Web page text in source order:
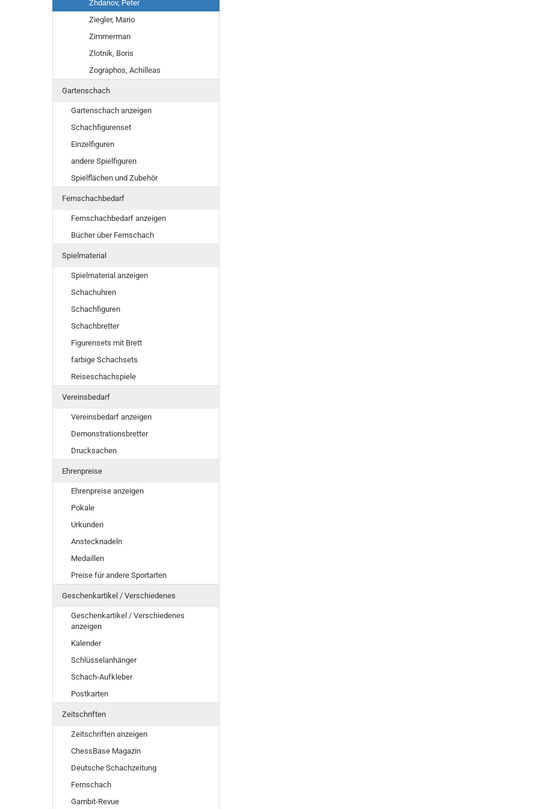
Zhdanov, Peter
Ziegler, Mario
Zimmerman
Zlotnik, Boris
Zographos, Achilleas
Gartenschach
Gartenschach anzeigen
Schachfigurenset
Einzelfiguren
andere Spielfiguren
Spielflächen und Zubehör
Fernschachbedarf
Fernschachbedarf anzeigen
Bücher über Fernschach
Spielmaterial
Spielmaterial anzeigen
Schachuhren
Schachfiguren
Schachbretter
Figurensets mit Brett
farbige Schachsets
Reiseschachspiele
Vereinsbedarf
Vereinsbedarf anzeigen
Demonstrationsbretter
Drucksachen
Ehrenpreise
Ehrenpreise anzeigen
Pokale
Urkunden
Anstecknadeln
Medaillen
Preise für andere Sportarten
Geschenkartikel / Verschiedenes
Geschenkartikel / Verschiedenes
anzeigen
Kalender
Schlüsselanhänger
Schach-Aufkleber
Postkarten
Zeitschriften
Zeitschriften anzeigen
ChessBase Magazin
Deutsche Schachzeitung
Fernschach
Gambit-Revue